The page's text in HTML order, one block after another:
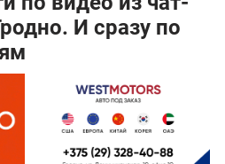
И сразу по